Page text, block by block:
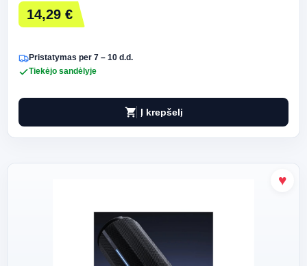
14,29 €
Pristatymas per 7 – 10 d.d.
Tiekėjo sandėlyje
shopping_cart Į krepšelį